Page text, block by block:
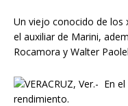
Un viejo conocido de los
el auxiliar de Marini,
Rocamora y Walter